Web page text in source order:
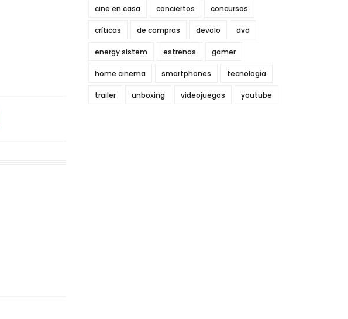
cine en casa conciertos concursos
críticas de compras devolo dvd
energy sistem estrenos gamer
home cinema smartphones tecnología
trailer unboxing videojuegos youtube